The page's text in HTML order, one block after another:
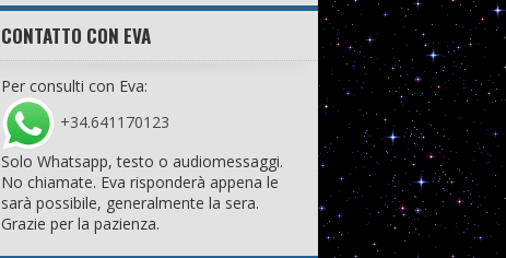
CONTATTO CON EVA
Per consulti con Eva:
+34.641170123
Solo Whatsapp, testo o audiomessaggi.
No chiamate. Eva risponderà appena le
sarà possibile, generalmente la sera.
Grazie per la pazienza.